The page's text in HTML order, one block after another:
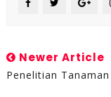
Newer Article
Penelitian